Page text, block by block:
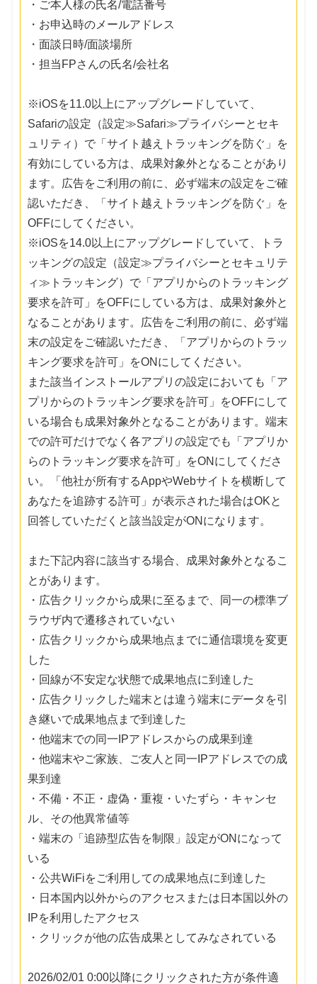
・ご本人様の氏名/電話番号
・お申込時のメールアドレス
・面談日時/面談場所
・担当FPさんの氏名/会社名
※iOSを11.0以上にアップグレードしていて、
Safariの設定（設定≫Safari≫プライバシーとセキ
ュリティ）で「サイト越えトラッキングを防ぐ」を
有効にしている方は、成果対象外となることがあり
ます。広告をご利用の前に、必ず端末の設定をご確
認いただき、「サイト越えトラッキングを防ぐ」を
OFFにしてください。
※iOSを14.0以上にアップグレードしていて、トラ
ッキングの設定（設定≫プライバシーとセキュリテ
ィ≫トラッキング）で「アプリからのトラッキング
要求を許可」をOFFにしている方は、成果対象外と
なることがあります。広告をご利用の前に、必ず端
末の設定をご確認いただき、「アプリからのトラッ
キング要求を許可」をONにしてください。
また該当インストールアプリの設定においても「ア
プリからのトラッキング要求を許可」をOFFにして
いる場合も成果対象外となることがあります。端末
での許可だけでなく各アプリの設定でも「アプリか
らのトラッキング要求を許可」をONにしてくださ
い。「他社が所有するAppやWebサイトを横断して
あなたを追跡する許可」が表示された場合はOKと
回答していただくと該当設定がONになります。
また下記内容に該当する場合、成果対象外となるこ
とがあります。
・広告クリックから成果に至るまで、同一の標準ブ
ラウザ内で遷移されていない
・広告クリックから成果地点までに通信環境を変更
した
・回線が不安定な状態で成果地点に到達した
・広告クリックした端末とは違う端末にデータを引
き継いで成果地点まで到達した
・他端末での同一IPアドレスからの成果到達
・他端末やご家族、ご友人と同一IPアドレスでの成
果到達
・不備・不正・虚偽・重複・いたずら・キャンセ
ル、その他異常値等
・端末の「追跡型広告を制限」設定がONになって
いる
・公共WiFiをご利用しての成果地点に到達した
・日本国内以外からのアクセスまたは日本国以外の
IPを利用したアクセス
・クリックが他の広告成果としてみなされている
2026/02/01 0:00以降にクリックされた方が条件適